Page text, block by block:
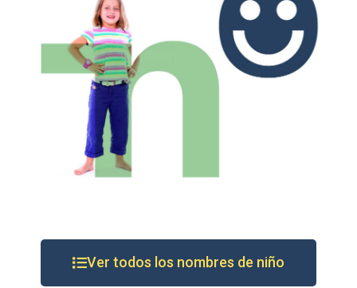
Ver todos los nombres de niño